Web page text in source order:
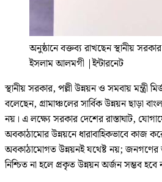
অনুষ্ঠানে বক্তব্য রাখছেন স্থানীয়
ইসলাম আলমগী |ইন্টারনেট
স্থানীয় সরকার, পল্লী উন্নয়ন ও সমবায়
বলেছেন, গ্রামাঞ্চলের সার্বিক উন্নয়ন ছাড়া
নয়। এ লক্ষ্যে সরকার দেশের রাস্তাঘাট,
অবকাঠামোর উন্নয়নে ধারাবাহিকভাবে কাজ
অবকাঠামোগত উন্নয়নই যথেষ্ট নয়; জনগণের
নিশ্চিত না হলে প্রকৃত উন্নয়ন অর্জন সম্ভব হবে